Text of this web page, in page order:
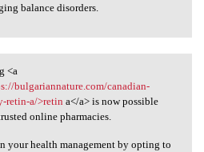
balance disorders.
<a href=https:/
<a
bulgariannature.com/canadian-
retin-a/>retin a</a> is now possible
online pharmacies.
your health management by opting to